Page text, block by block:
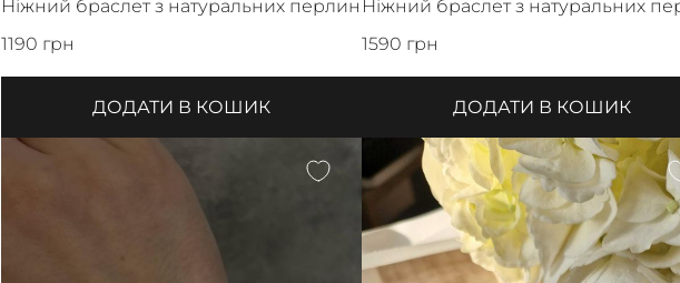
Ніжний браслет з натуральних перлин
1190 грн
ДОДАТИ В КОШИК
Ніжний браслет з натуральних
1590 грн
ДОДАТИ В КОШИК